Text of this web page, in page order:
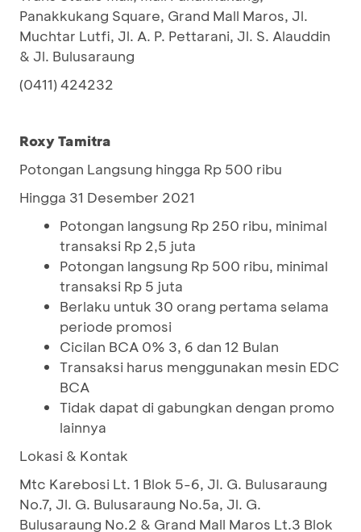
Panakkukang Square, Grand Mall Maros, Jl.
Muchtar Lutfi, Jl. A. P. Pettarani, Jl. S. Alauddin
& Jl. Bulusaraung
(0411) 424232
Roxy Tamitra
Potongan Langsung hingga Rp 500 ribu
Hingga 31 Desember 2021
Potongan langsung Rp 250 ribu, minimal
transaksi Rp 2,5 juta
Potongan langsung Rp 500 ribu, minimal
transaksi Rp 5 juta
Berlaku untuk 30 orang pertama selama
periode promosi
Cicilan BCA 0% 3, 6 dan 12 Bulan
Transaksi harus menggunakan mesin EDC
BCA
Tidak dapat di gabungkan dengan promo
lainnya
Lokasi & Kontak
Mtc Karebosi Lt. 1 Blok 5-6, Jl. G. Bulusaraung
No.7, Jl. G. Bulusaraung No.5a, Jl. G.
Bulusaraung No.2 & Grand Mall Maros Lt.3 Blok